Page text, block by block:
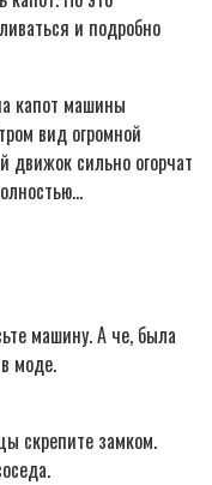
и подробно
капот машины
вид огромной
движок сильно огорчат
машину. А че, была
моде.
скрепите замком.